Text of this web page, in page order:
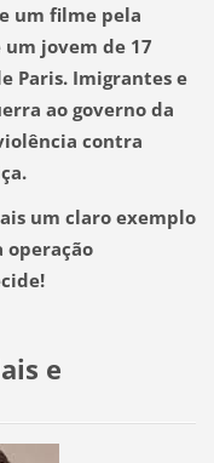
um filme pela
um jovem de 17
Paris. Imigrantes e
ao governo da
contra
um claro exemplo
operação
e